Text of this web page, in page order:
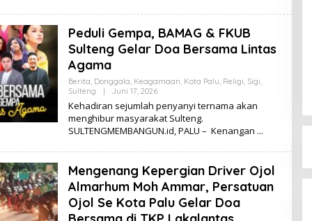
I
Peduli Gempa, BAMAG & FKUB
Sulteng Gelar Doa Bersama Lintas
Agama
Berita, Donggala, Keagamaan, Kota Palu, Religi, Sigi,
Sulteng
Juni 17, 2026O
E
H
K
K
Kehadiran sejumlah penyanyi ternama akan
menghibur masyarakat Sulteng.
SULTENGMEMBANGUN.id, PALU – Kenangan
Mengenang Kepergian Driver Ojol
Almarhum Moh Ammar, Persatuan
Ojol Se Kota Palu Gelar Doa
Dinamika Memanas, Enam
Baru Empat yang Tegas
Menyatakan